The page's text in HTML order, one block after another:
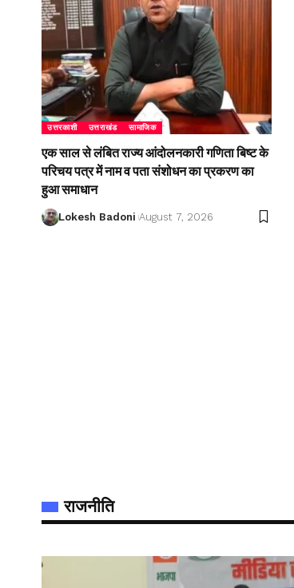
उत्तरकाशी उत्तराखंड सामाजिक
एक साल से लंबित राज्य आंदोलनकारी गणिता बिष्ट के
परिचय पत्र में नाम व पता संशोधन का प्रकरण का
हुआ समाधान
Lokesh Badoni August 7, 2026
राजनीति